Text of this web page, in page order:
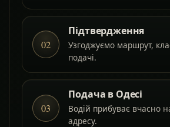
02
Підтвердження
Узгоджуємо маршрут,
подачі.
03
Подача в Одесі
Водій прибуває вчасно
адресу.